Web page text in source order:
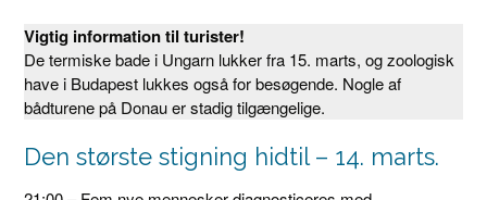
Vigtig information til turister!
De termiske bade i Ungarn lukker fra 15. marts, og zoologisk
have i Budapest lukkes også for besøgende. Nogle af
bådturene på Donau er stadig tilgængelige.
Den største stigning hidtil – 14. marts.